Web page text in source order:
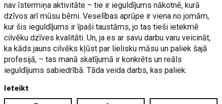
nav īstermiņa aktivitāte – tie ir ieguldījums nākotnē, kurā
dzīvos arī mūsu bērni. Veselības aprūpe ir viena no jomām,
kur šis ieguldījums ir īpaši taustāms, jo tas tieši ietekmē
cilvēku dzīves kvalitāti. Un, ja es ar savu darbu varu veicināt,
ka kāds jauns cilvēks kļūst par lielisku māsu un paliek šajā
profesijā, – tas manā skatījumā ir konkrēts un reāls
ieguldījums sabiedrībā. Tāda veida darbs, kas paliek.
Ieteikt